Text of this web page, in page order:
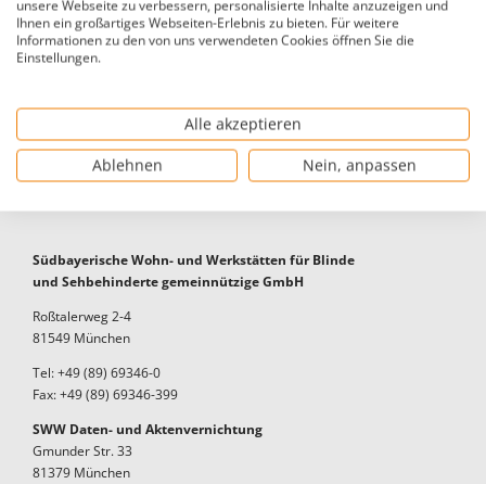
Holzpostkarten
Rose
Kontakt
Südbayerische Wohn- und Werkstätten für Blinde
und Sehbehinderte gemeinnützige GmbH
Roßtalerweg 2-4
81549 München
Tel: +49 (89) 69346-0
Fax: +49 (89) 69346-399
SWW Daten- und Aktenvernichtung
Gmunder Str. 33
81379 München
unsere Webseite zu verbessern, personalisierte Inhalte anzuzeigen und
Ihnen ein großartiges Webseiten-Erlebnis zu bieten. Für weitere
Informationen zu den von uns verwendeten Cookies öffnen Sie die
Einstellungen.
Alle akzeptieren
Ablehnen
Nein, anpassen